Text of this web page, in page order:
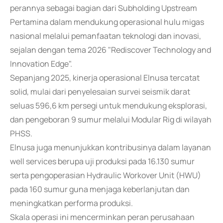
perannya sebagai bagian dari Subholding Upstream
Pertamina dalam mendukung operasional hulu migas
nasional melalui pemanfaatan teknologi dan inovasi,
sejalan dengan tema 2026 "Rediscover Technology and
Innovation Edge".
Sepanjang 2025, kinerja operasional Elnusa tercatat
solid, mulai dari penyelesaian survei seismik darat
seluas 596,6 km persegi untuk mendukung eksplorasi,
dan pengeboran 9 sumur melalui Modular Rig di wilayah
PHSS.
Elnusa juga menunjukkan kontribusinya dalam layanan
well services berupa uji produksi pada 16.130 sumur
serta pengoperasian Hydraulic Workover Unit (HWU)
pada 160 sumur guna menjaga keberlanjutan dan
meningkatkan performa produksi.
Skala operasi ini mencerminkan peran perusahaan